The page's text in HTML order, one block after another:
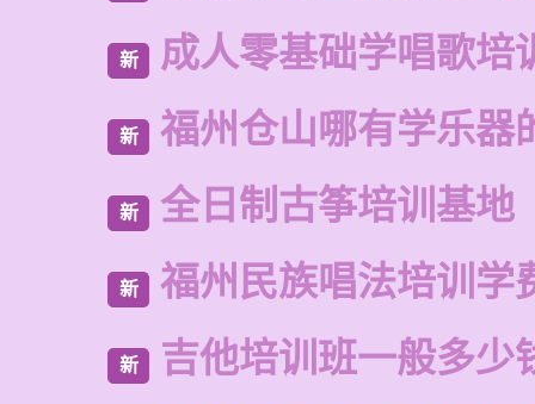
新 成人零基础学唱歌培
新 福州仓山哪有学乐器
新 全日制古筝培训基地
新 福州民族唱法培训学
新 吉他培训班一般多少